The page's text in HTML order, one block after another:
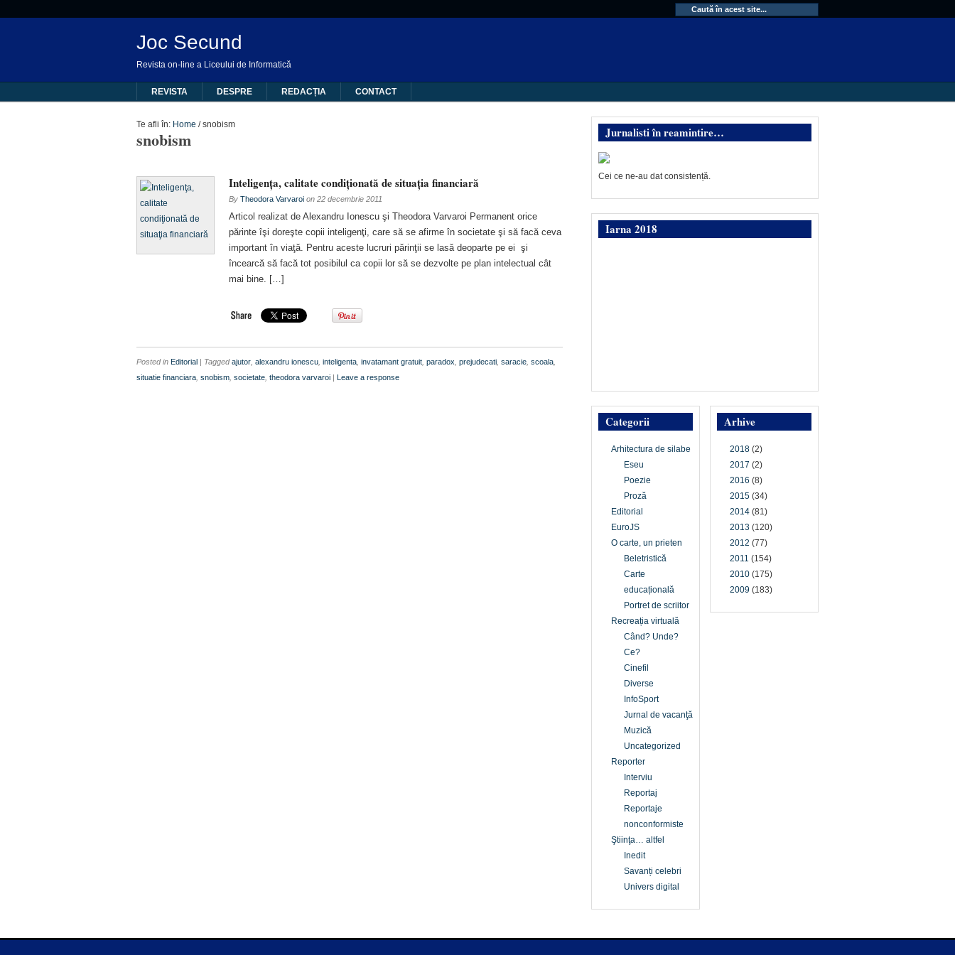
Joc Secund
Revista on-line a Liceului de Informatică
REVISTA DESPRE REDACȚIA CONTACT
Te afli în: Home / snobism
snobism
Inteligenţa, calitate condiţionată de situaţia financiară
By Theodora Varvaroi on 22 decembrie 2011
Articol realizat de Alexandru Ionescu şi Theodora Varvaroi Permanent orice
părinte îşi doreşte copii inteligenţi, care să se afirme în societate şi să facă ceva
important în viaţă. Pentru aceste lucruri părinţii se lasă deoparte pe ei şi
încearcă să facă tot posibilul ca copii lor să se dezvolte pe plan intelectual cât
mai bine. […]
Posted in Editorial | Taggedajutor alexandru ionescu inteligenta invatamant gratuit paradox prejudecati saracie scoala
situatie financiara snobism societate theodora varvaroi | Leave a response
Jurnalisti în reamintire…
Cei ce ne-au dat consistență.
Iarna 2018
Arhive
2018 (2)
2017 (2)
2016 (8)
2015 (34)
2014 (81)
2013 (120)
2012 (77)
2011 (154)
2010 (175)
2009 (183)
Categorii
Arhitectura de silabe
Eseu
Poezie
Proză
Editorial
EuroJS
O carte, un prieten
Beletristică
Carte
educațională
Portret de scriitor
Recreația virtuală
Când? Unde?
Ce?
Cinefil
Diverse
InfoSport
Jurnal de vacanţă
Muzică
Uncategorized
Reporter
Interviu
Reportaj
Reportaje
nonconformiste
Ştiinţa… altfel
Inedit
Savanți celebri
Univers digital